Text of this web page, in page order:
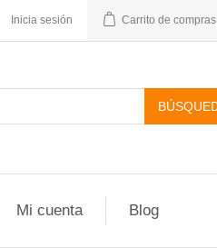
Inicia sesión Carrito de compras
Mi cuenta Blog